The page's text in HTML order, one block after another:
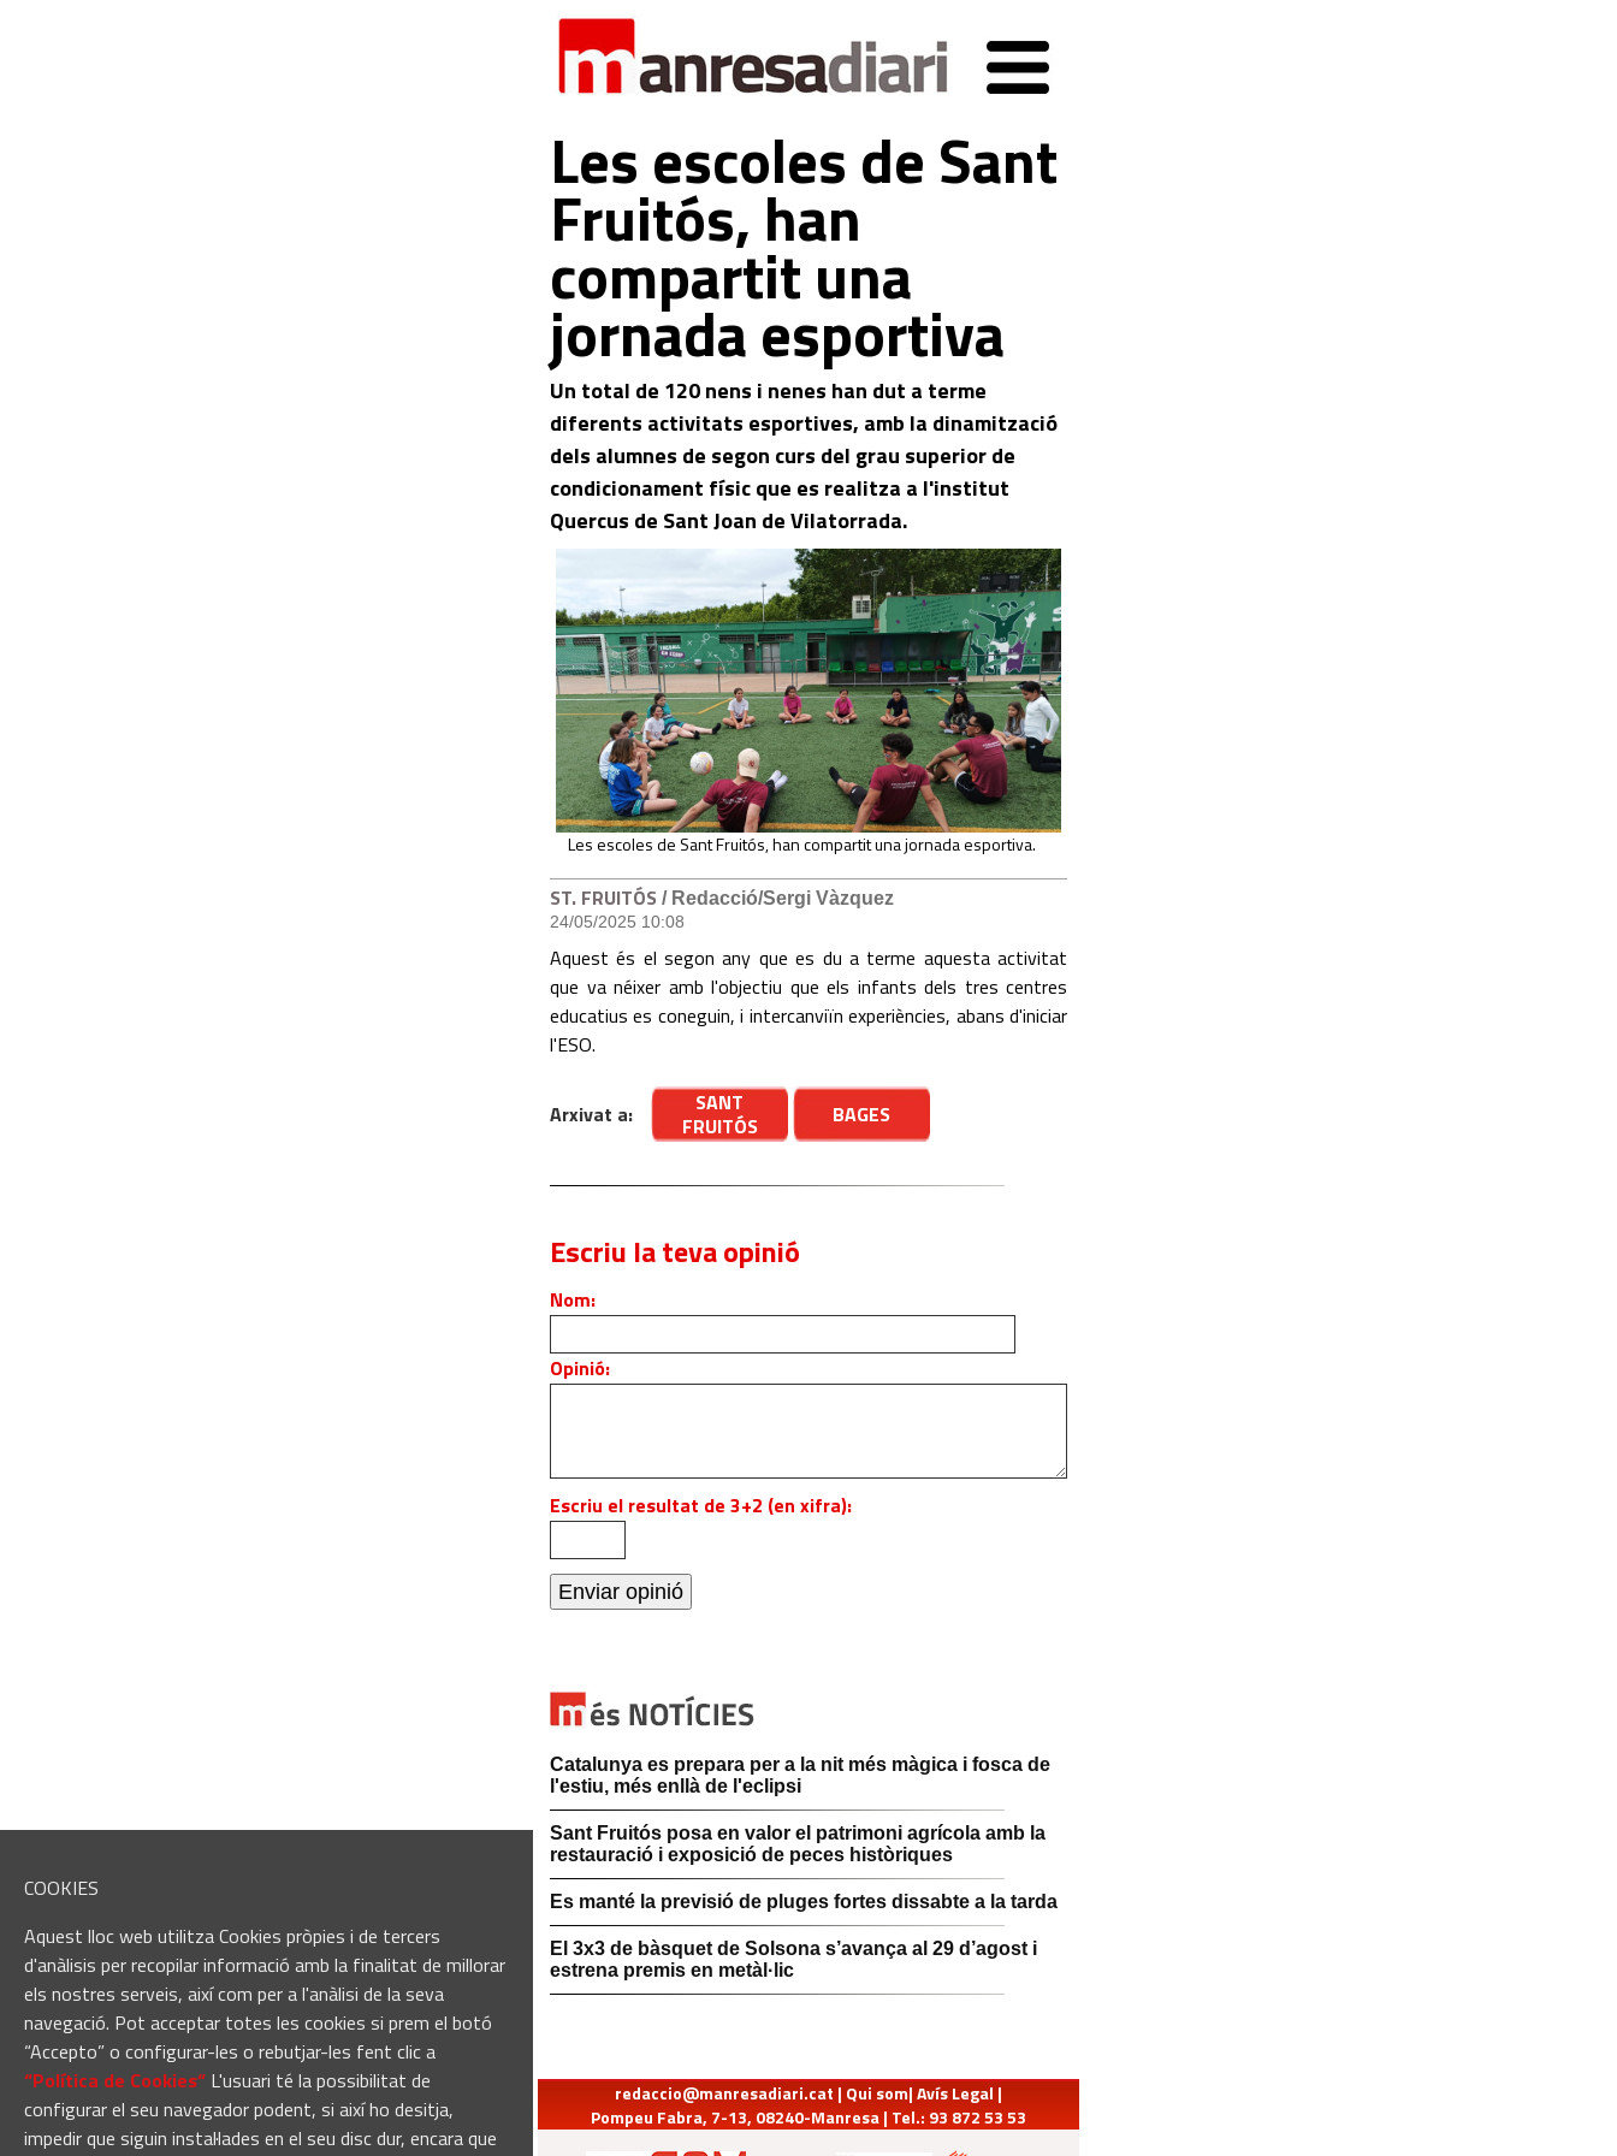
COOKIES
Aquest lloc web utilitza Cookies pròpies i de tercers
d'anàlisis per recopilar informació amb la finalitat de millorar
els nostres serveis, així com per a l'anàlisi de la seva
navegació. Pot acceptar totes les cookies si prem el botó
“Accepto” o configurar-les o rebutjar-les fent clic a
“Política de Cookies“ L'usuari té la possibilitat de
configurar el seu navegador podent, si així ho desitja,
impedir que siguin instal·lades en el seu disc dur, encara que
Les escoles de Sant
Fruitós, han
compartit una
jornada esportiva
Un total de 120 nens i nenes han dut a terme
diferents activitats esportives, amb la dinamització
dels alumnes de segon curs del grau superior de
condicionament físic que es realitza a l'institut
Quercus de Sant Joan de Vilatorrada.
Les escoles de Sant Fruitós, han compartit una jornada esportiva.
ST. FRUITÓS / Redacció/Sergi Vàzquez
24/05/2025 10:08
Aquest és el segon any que es du a terme aquesta activitat
que va néixer amb l'objectiu que els infants dels tres centres
educatius es coneguin, i intercanviïn experiències, abans d'iniciar
l'ESO.
Arxivat a:
SANT
FRUITÓS
BAGES
Escriu la teva opinió
Nom:
Opinió:
Escriu el resultat de 3+2 (en xifra):
Catalunya es prepara per a la nit més màgica i fosca de
l'estiu, més enllà de l'eclipsi
Sant Fruitós posa en valor el patrimoni agrícola amb la
restauració i exposició de peces històriques
Es manté la previsió de pluges fortes dissabte a la tarda
El 3x3 de bàsquet de Solsona s’avança al 29 d’agost i
estrena premis en metàl·lic
redaccio@manresadiari.cat | Qui som|Avís Legal |
Pompeu Fabra, 7-13, 08240-Manresa | Tel.: 93 872 53 53